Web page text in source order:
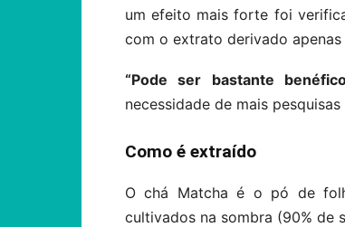
um efeito mais forte foi
com o extrato derivado apenas
“Pode ser bastante
necessidade de mais
Como é extraído
O chá Matcha é o pó de
cultivados na sombra (90% de